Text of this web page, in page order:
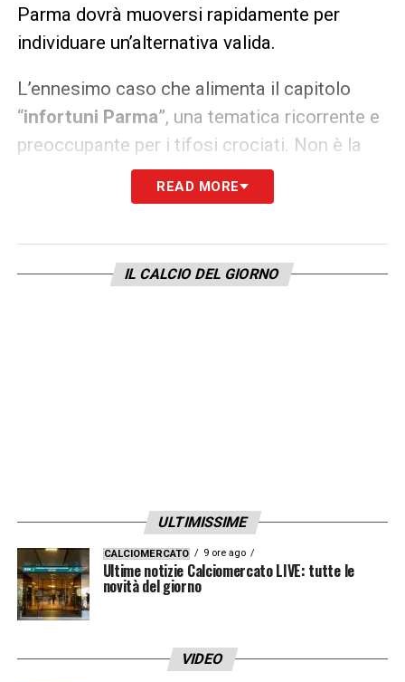
Parma dovrà muoversi rapidamente per
individuare un’alternativa valida.
L’ennesimo caso che alimenta il capitolo
“infortuni Parma”, una tematica ricorrente e
preoccupante per i tifosi crociati. Non è la
prima volta, infatti, che la squadra viene
colpita da gravi infortuni in momenti chiave
sulla preparazione atletica.
maggiormente.
LA PLAYLIST DELLE NOSTRE TOP NEWS
READ MORE
IL CALCIO DEL GIORNO
ULTIMISSIME
CALCIOMERCATO 9 ore ago
Ultime notizie Calciomercato LIVE: tutte le
novità del giorno
VIDEO